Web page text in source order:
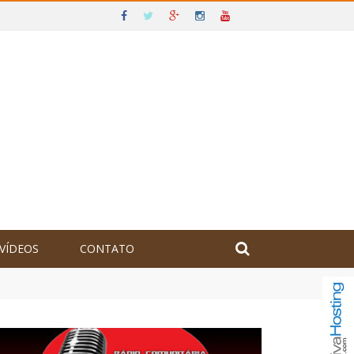
VÍDEOS CONTATO